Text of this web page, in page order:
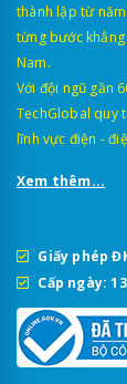
thành lập từ
từng bước
Nam.
Với đội ngũ gần
TechGlobal quy
lĩnh vực điện -
Xem thêm...
Giấy phép
Cấp ngày: